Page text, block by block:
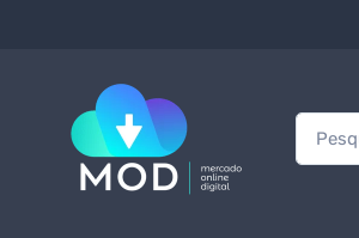
Procurar: